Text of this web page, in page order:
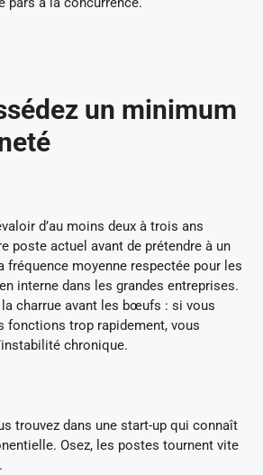
un minimum
d’au moins deux à trois ans
poste actuel avant de prétendre à un
fréquence moyenne respectée pour les
interne dans les grandes entreprises.
charrue avant les bœufs : si vous
fonctions trop rapidement, vous
chronique.
trouvez dans une start-up qui connaît
Osez, les postes tournent vite